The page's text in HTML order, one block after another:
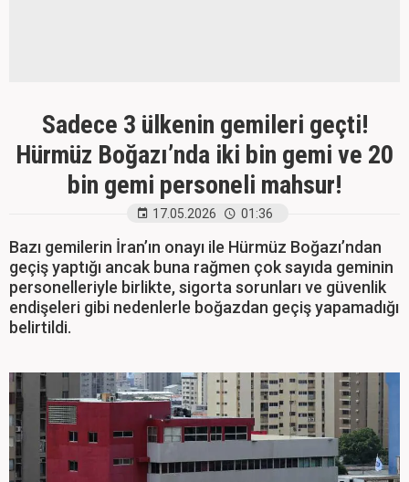
Sadece 3 ülkenin gemileri geçti!
Hürmüz Boğazı’nda iki bin gemi ve 20
bin gemi personeli mahsur!
17.05.2026 01:36
Bazı gemilerin İran’ın onayı ile Hürmüz Boğazı’ndan
geçiş yaptığı ancak buna rağmen çok sayıda geminin
personelleriyle birlikte, sigorta sorunları ve güvenlik
endişeleri gibi nedenlerle boğazdan geçiş yapamadığı
belirtildi.